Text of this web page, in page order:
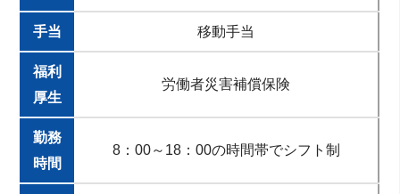
手当 移動手当
福利
厚生
労働者災害補償保険
勤務
時間
8：00～18：00の時間帯でシフト制